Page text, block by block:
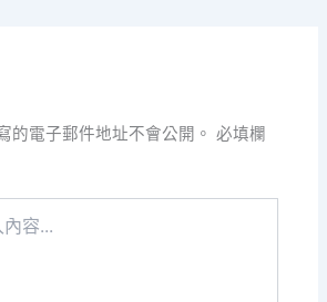
的電子郵件地址不會公開。 必填欄